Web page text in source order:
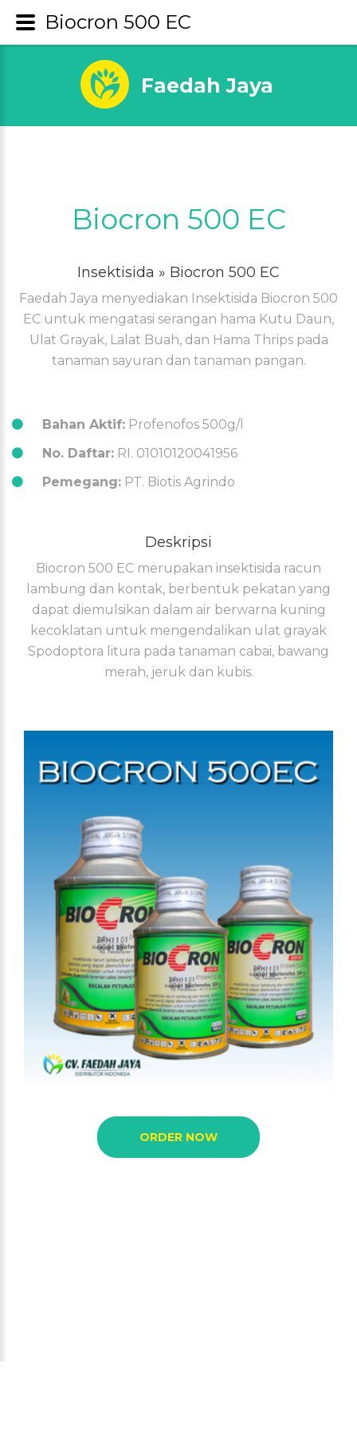
Faedah Jaya
Biocron 500 EC
Insektisida » Biocron 500 EC
Faedah Jaya menyediakan Insektisida Biocron 500
EC untuk mengatasi serangan hama Kutu Daun,
Ulat Grayak, Lalat Buah, dan Hama Thrips pada
tanaman sayuran dan tanaman pangan.
Bahan Aktif: Profenofos 500g/l
No. Daftar: RI. 01010120041956
Pemegang: PT. Biotis Agrindo
Deskripsi
Biocron 500 EC merupakan insektisida racun
lambung dan kontak, berbentuk pekatan yang
dapat diemulsikan dalam air berwarna kuning
kecoklatan untuk mengendalikan ulat grayak
Spodoptora litura pada tanaman cabai, bawang
merah, jeruk dan kubis.
ORDER NOW
Biocron 500 EC